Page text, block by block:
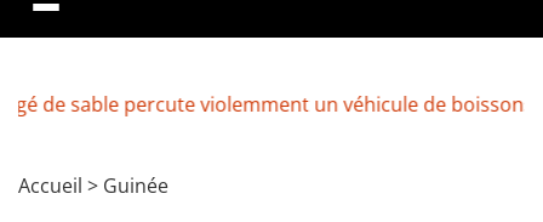
percute violemment un véhicule de boissons à Kenendé
Accueil > Guinée